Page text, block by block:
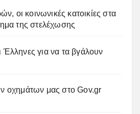
οι κοινωνικές κατοικίες στα
της στελέχωσης
για να τα βγάλουν
οχημάτων μας στο Gov.gr